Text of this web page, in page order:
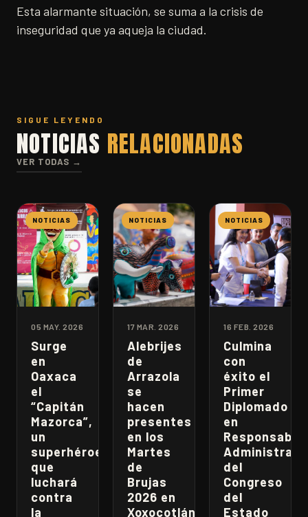
Esta alarmante situación, se suma a la crisis de
inseguridad que ya aqueja la ciudad.
SIGUE LEYENDO
NOTICIAS RELACIONADAS
VER TODAS →
NOTICIAS
05 MAY. 2026
Surge
en
Oaxaca
el
“Capitán
Mazorca”,
un
superhéroe
que
luchará
contra
la
NOTICIAS
17 MAR. 2026
Alebrijes
de
Arrazola
se
hacen
presentes
en los
Martes
de
Brujas
2026 en
Xoxocotlán
NOTICIAS
16 FEB. 2026
Culmina
con
éxito el
Primer
Diplomado
en
del
Congreso
del
Estado